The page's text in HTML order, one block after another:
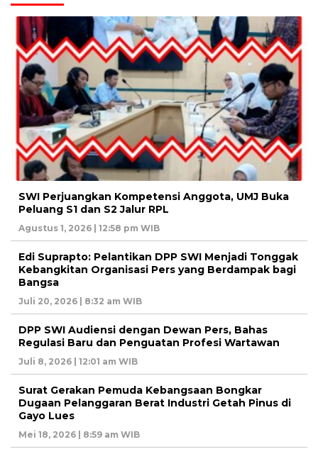
SWI Perjuangkan Kompetensi Anggota, UMJ Buka
Peluang S1 dan S2 Jalur RPL
Agustus 1, 2026 | 12:58 pm WIB
Edi Suprapto: Pelantikan DPP SWI Menjadi Tonggak
Kebangkitan Organisasi Pers yang Berdampak bagi
Bangsa
Juli 20, 2026 | 8:32 am WIB
DPP SWI Audiensi dengan Dewan Pers, Bahas
Regulasi Baru dan Penguatan Profesi Wartawan
Juli 8, 2026 | 12:01 am WIB
Surat Gerakan Pemuda Kebangsaan Bongkar
Dugaan Pelanggaran Berat Industri Getah Pinus di
Gayo Lues
Mei 18, 2026 | 8:59 am WIB